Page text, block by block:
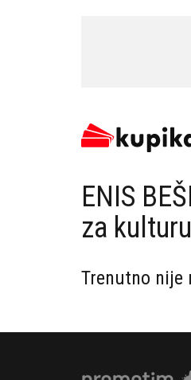
ENIS
za kulturu
Trenutno nije